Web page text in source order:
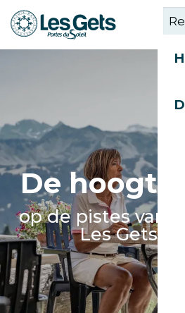
Aller
au
De
op de pistes van
Les Gets-